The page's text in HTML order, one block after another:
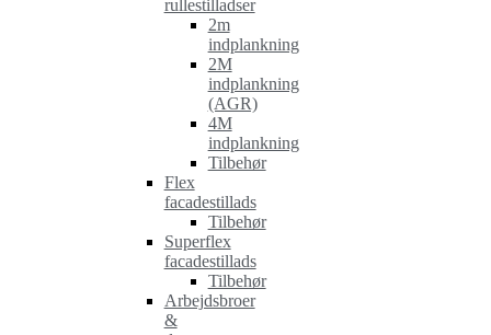
rullestilladser
2m
indplankning
2M
indplankning
(AGR)
4M
indplankning
Tilbehør
Flex
facadestillads
Tilbehør
Superflex
facadestillads
Tilbehør
Arbejdsbroer
&